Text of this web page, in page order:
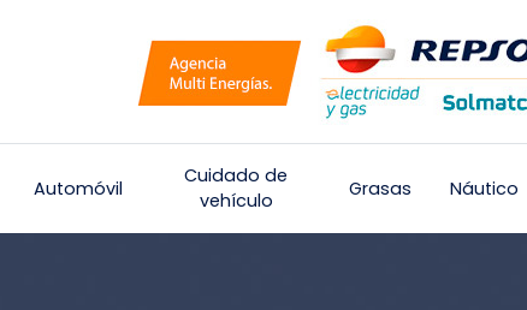
Automóvil
Cuidado de
vehículo
Grasas Náutico